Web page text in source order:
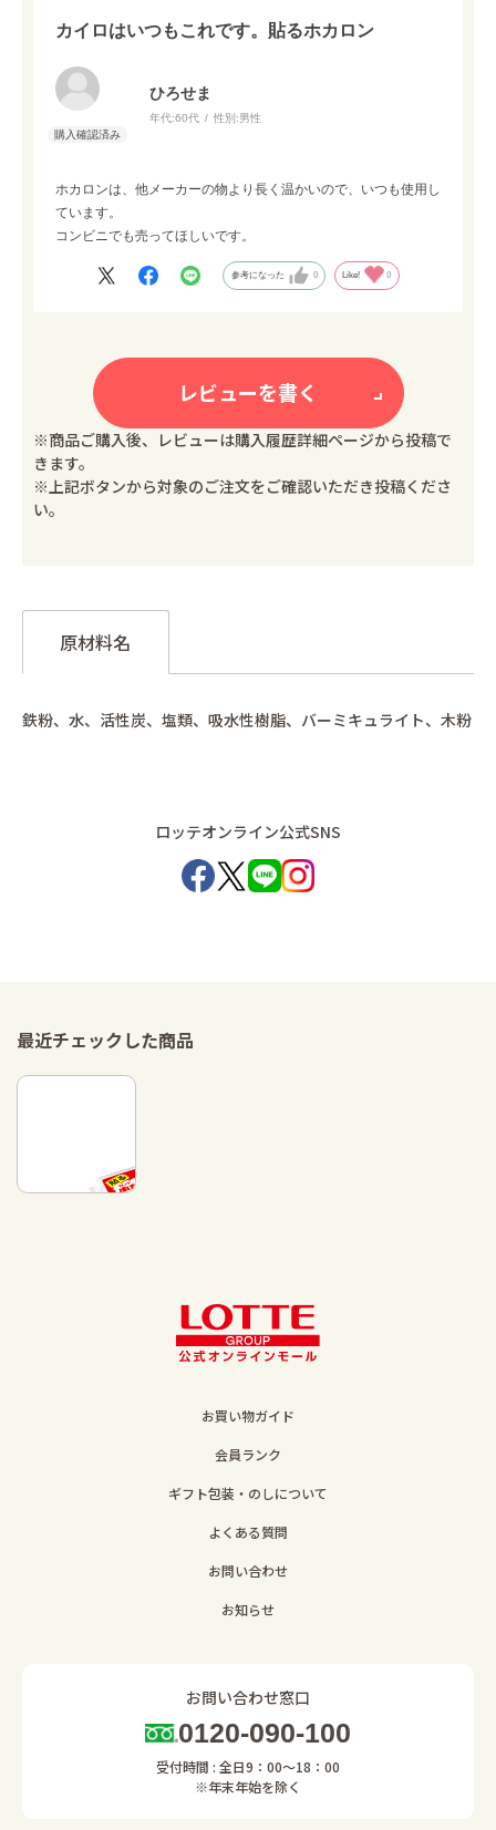
カイロはいつもこれです。貼るホカロン
ひろせま
年代:60代 性別:男性
ホカロンは、他メーカーの物より長く温かいので、いつも使用し
ています。
コンビニでも売ってほしいです。
参考になった 0 Like! 0
レビューを書く
※商品ご購入後、レビューは購入履歴詳細ページから投稿で
きます。
※上記ボタンから対象のご注文をご確認いただき投稿くださ
い。
原材料名
鉄粉、水、活性炭、塩類、吸水性樹脂、バーミキュライト、木粉
ロッテオンライン公式SNS
最近チェックした商品
お買い物ガイド
会員ランク
ギフト包装・のしについて
よくある質問
お問い合わせ
お知らせ
お問い合わせ窓口
0120-090-100
受付時間 : 全日9：00～18：00
※年末年始を除く